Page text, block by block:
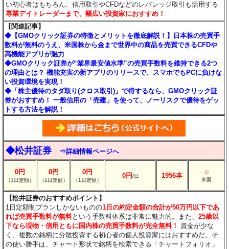
い初心者はもちろん、信用取引やCFDなどのレバレッジ取引も活用する
専業デイトレーダーまで、幅広い投資家におすすめ！
【関連記事】
◆【GMOクリック証券の特徴とメリットを徹底解説！】日本株の売買手
数料が無料のうえ、米国株から金まで世界中の商品を売買できるCFDや
高機能アプリが魅力
◆GMOクリック証券が“業界最安値水準”の売買手数料を維持できる2つ
の理由とは？ 機能充実の新アプリのリリースで、スマホでもPCに負けな
い投資環境を実現！
◆「株主優待のタダ取り(クロス取引)」で得するなら、GMOクリック証
券がおすすめ！ 一般信用の「売建」を使って、ノーリスクで優待をゲッ
トする方法を解説！
◆松井証券 ⇒詳細情報ページへ
0円
（1日定額）
0円
（1日定額）
0円
（1日定額）
0円/日 1956本 ○
米国
【松井証券のおすすめポイント】
1日定額制プランしかないものの1日の約定金額の合計が50万円以下であ
れば売買手数料が無料という手数料体系は非常に魅力的。また、25歳以
下なら現物・信用ともに国内株の売買手数料が完全無料！
資金が少な
く、複数の銘柄に分散投資する初心者の個人投資家にはおすすめだ。そ
の使い勝手は、チャート形状で銘柄を検索できる「チャートフォリオ」